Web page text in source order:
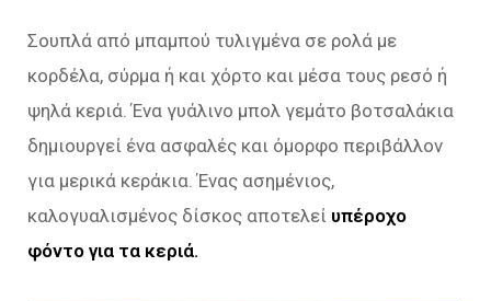
Σουπλά από μπαμπού τυλιγμένα σε ρολά με
κορδέλα, σύρμα ή και χόρτο και μέσα τους ρεσό ή
ψηλά κεριά. Ένα γυάλινο μπολ γεμάτο βοτσαλάκια
δημιουργεί ένα ασφαλές και όμορφο περιβάλλον
για μερικά κεράκια. Ένας ασημένιος,
καλογυαλισμένος δίσκος αποτελεί υπέροχο
φόντο για τα κεριά.